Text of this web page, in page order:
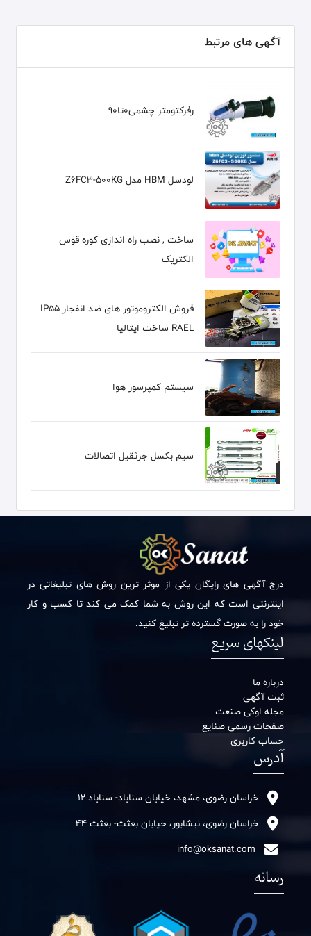
آگهی های مرتبط
رفرکتومتر چشمی0تا90
لودسل HBM مدل Z6FC3-500KG
ساخت , نصب راه اندازی کوره قوس
الکتریک
فروش الکتروموتور های ضد انفجار IP55
RAEL ساخت ایتالیا
سیستم کمپرسور هوا
سیم بکسل جرثقیل اتصالات
درج آگهی های رایگان یکی از موثر ترین روش های تبلیغاتی در
اینترنتی است که این روش به شما کمک می کند تا کسب و کار
خود را به صورت گسترده تر تبلیغ کنید.
لینکهای سریع
درباره ما
ثبت آگهی
مجله اوکی صنعت
صفحات رسمی صنایع
حساب کاربری
آدرس
خراسان رضوی، مشهد، خیابان سناباد- سناباد 12
خراسان رضوی، نیشابور، خیابان بعثت- بعثت 44
رسانه